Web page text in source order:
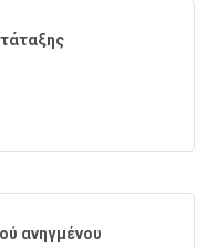
ανηγμένου